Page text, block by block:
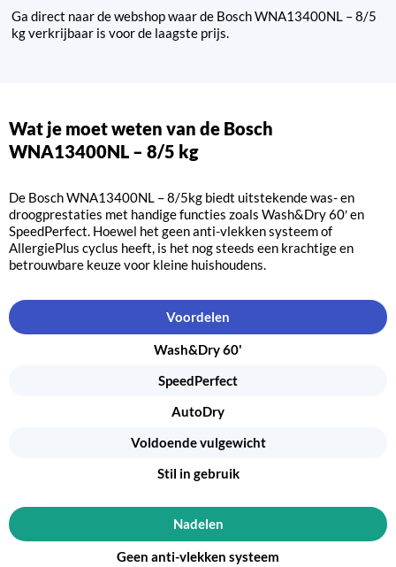
Ga direct naar de webshop waar de Bosch WNA13400NL – 8/5
kg verkrijbaar is voor de laagste prijs.
Wat je moet weten van de Bosch
WNA13400NL – 8/5 kg
De Bosch WNA13400NL – 8/5kg biedt uitstekende was- en
droogprestaties met handige functies zoals Wash&Dry 60′ en
SpeedPerfect. Hoewel het geen anti-vlekken systeem of
AllergiePlus cyclus heeft, is het nog steeds een krachtige en
betrouwbare keuze voor kleine huishoudens.
Voordelen
Wash&Dry 60'
SpeedPerfect
AutoDry
Voldoende vulgewicht
Stil in gebruik
Nadelen
Geen anti-vlekken systeem